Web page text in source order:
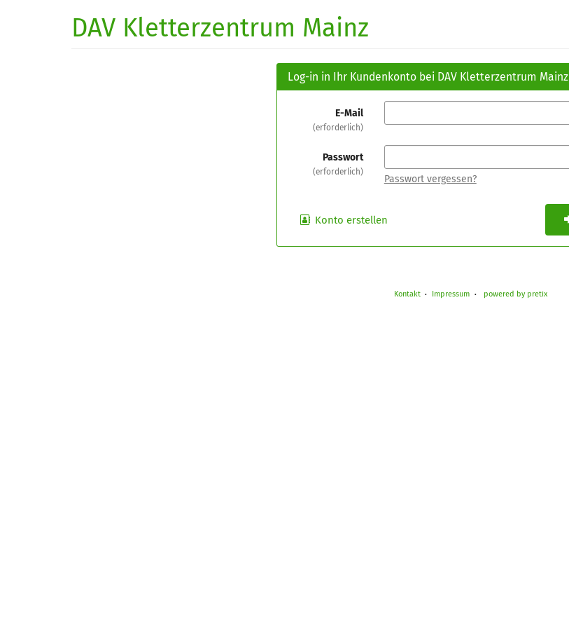
DAV Kletterzentrum Mainz
Log-in in Ihr Kundenkonto bei DAV Kletterzentrum Mainz
E-Mail
erforderlich
Passwort
erforderlich
Passwort vergessen?
Konto erstellen
Kontakt Impressum powered by pretix